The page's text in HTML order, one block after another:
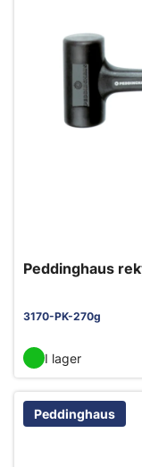
Peddinghaus
3170-PK-270g
I lager
Peddinghaus